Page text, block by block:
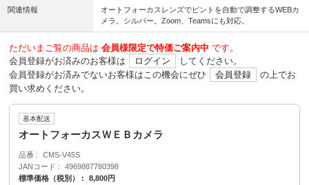
関連情報
オートフォーカスレンズでピントを自動で調整するWEBカ
メラ。シルバー。Zoom、Teamsにも対応。
ただいまご覧の商品は 会員様限定で特価ご案内中 です。
会員登録がお済みのお客様は
ログイン
してください。
会員登録がお済みでないお客様はこの機会にぜひ
会員登録
の上でお
買い求めください。
基本配送
オートフォーカスＷＥＢカメラ
品番
CMS-V45S
JANコード
4969887780398
標準価格（税別）
8,800円